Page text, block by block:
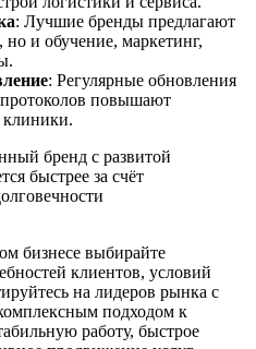
: Лучшие бренды предлагают
но и обучение, маркетинг,
: Регулярные обновления
повышают
клиники.
бренд с развитой
быстрее за счёт
бизнесе выбирайте
клиентов, условий
на лидеров рынка с
подходом к
работу, быстрое